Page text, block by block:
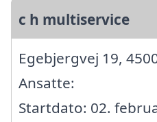
c h multiservice
Egebjergvej 19,
Ansatte:
Startdato: 02.